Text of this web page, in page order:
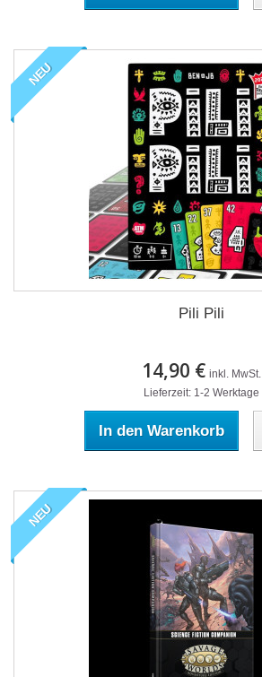
NEU
Pili Pili
14,90 € inkl. MwSt.
Lieferzeit: 1-2 Werktage
In den Warenkorb
NEU